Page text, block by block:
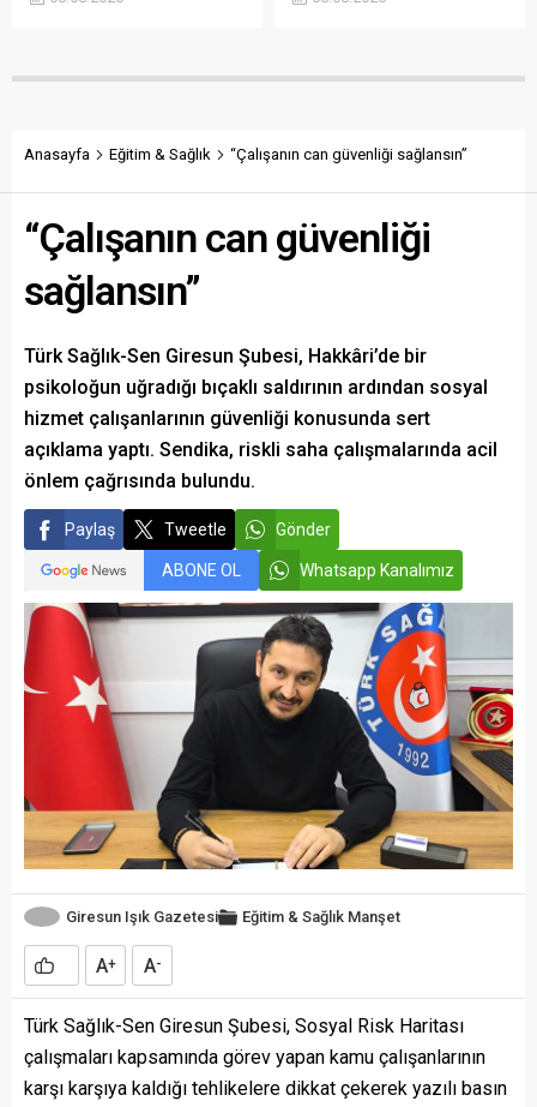
açıklanmamasına tepki
belirterek üreticiyi memnun
savundu.
sökülerek çalındığını açıkladı.
vatandaşlardan ihbar
Anasayfa Eğitim & Sağlık “Çalışanın can güvenliği sağlansın”
“Çalışanın can güvenliği
sağlansın”
Türk Sağlık-Sen Giresun Şubesi, Hakkâri’de bir
psikoloğun uğradığı bıçaklı saldırının ardından sosyal
hizmet çalışanlarının güvenliği konusunda sert
açıklama yaptı. Sendika, riskli saha çalışmalarında acil
önlem çağrısında bulundu.
Paylaş Tweetle Gönder
ABONE OL Whatsapp Kanalımız
Giresun Işık Gazetesi Eğitim & Sağlık Manşet
A+ A-
Türk Sağlık-Sen Giresun Şubesi, Sosyal Risk Haritası
çalışmaları kapsamında görev yapan kamu çalışanlarının
karşı karşıya kaldığı tehlikelere dikkat çekerek yazılı basın